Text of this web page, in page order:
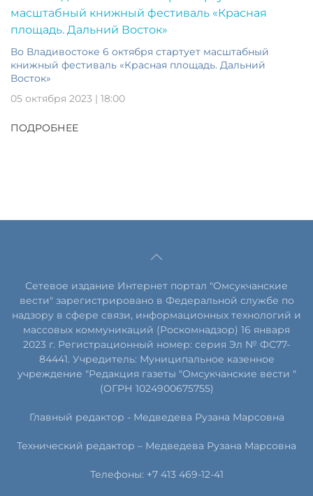
Во Владивостоке 6 октября стартует масштабный
книжный фестиваль «Красная площадь. Дальний
Восток»
05 октября 2023 | 18:00
ПОДРОБНЕЕ
Сетевое издание Интернет портал "Омсукчанские
вести" зарегистрировано в Федеральной службе по
надзору в сфере связи, информационных технологий и
массовых коммуникаций (Роскомнадзор) 16 января
2023 г. Регистрационный номер: серия Эл № ФС77-
84441. Учредитель: Муниципальное казенное
учреждение "Редакция газеты "Омсукчанские вести "
(ОГРН 1024900675755)
Главный редактор - Медведева Рузана Марсовна
Технический редактор – Медведева Рузана Марсовна
Телефоны: +7 413 469-12-41